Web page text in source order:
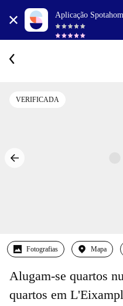
Aplicação
VERIFICADA
Fotografias Mapa
Alugam-se quartos
quartos em